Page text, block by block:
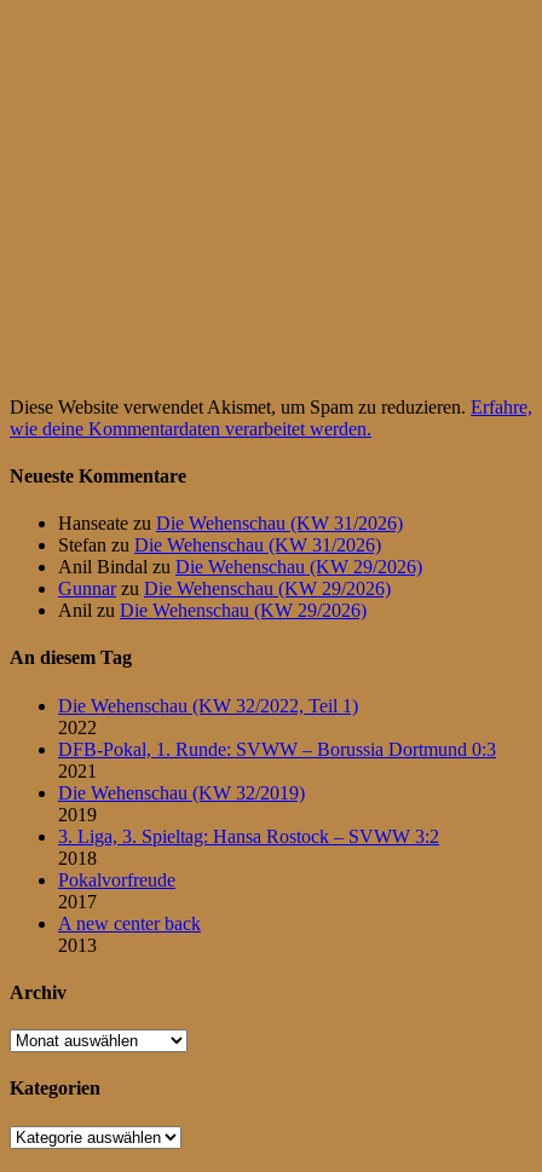
Diese Website verwendet Akismet, um Spam zu reduzieren. Erfahre,
wie deine Kommentardaten verarbeitet werden.
Neueste Kommentare
Hanseate zu Die Wehenschau (KW 31/2026)
Stefan zu Die Wehenschau (KW 31/2026)
Anil Bindal zu Die Wehenschau (KW 29/2026)
Gunnarzu Die Wehenschau (KW 29/2026)
Anil zu Die Wehenschau (KW 29/2026)
An diesem Tag
Die Wehenschau (KW 32/2022, Teil 1)
2022
DFB-Pokal, 1. Runde: SVWW – Borussia Dortmund 0:3
2021
Die Wehenschau (KW 32/2019)
2019
3. Liga, 3. Spieltag: Hansa Rostock – SVWW 3:2
2018
Pokalvorfreude
2017
A new center back
2013
Archiv
Archiv
Kategorien
Kategorien